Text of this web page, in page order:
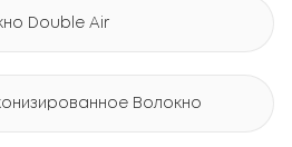
Double Air
Волокно